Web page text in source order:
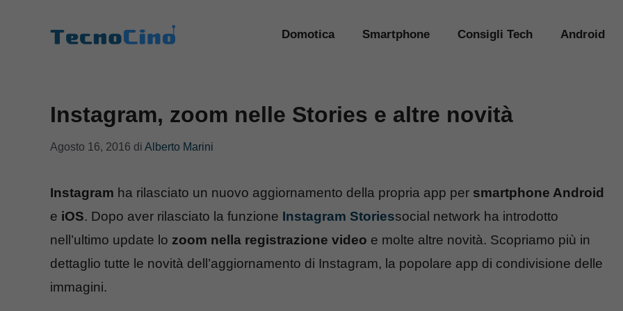
Domotica Smartphone Consigli Tech Android
Instagram, zoom nelle Stories e altre novità
Agosto 16, 2016 di Alberto Marini
Instagram ha rilasciato un nuovo aggiornamento della propria app per smartphone Android
e iOS. Dopo aver rilasciato la funzione Instagram Storiessocial network ha introdotto
nell’ultimo update lo zoom nella registrazione video e molte altre novità. Scopriamo più in
dettaglio tutte le novità dell’aggiornamento di Instagram, la popolare app di condivisione delle
immagini.